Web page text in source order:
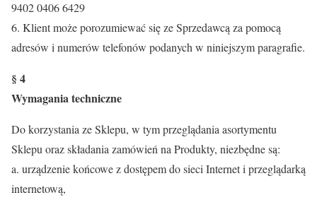
9402 0406 6429
6. Klient może porozumiewać się ze Sprzedawcą za pomocą
adresów i numerów telefonów podanych w niniejszym paragrafie.
§ 4
Wymagania techniczne
Do korzystania ze Sklepu, w tym przeglądania asortymentu
Sklepu oraz składania zamówień na Produkty, niezbędne są:
a. urządzenie końcowe z dostępem do sieci Internet i przeglądarką
internetową,